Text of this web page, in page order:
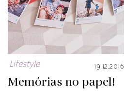
Lifestyle 19.12.2016
Memórias no papel!